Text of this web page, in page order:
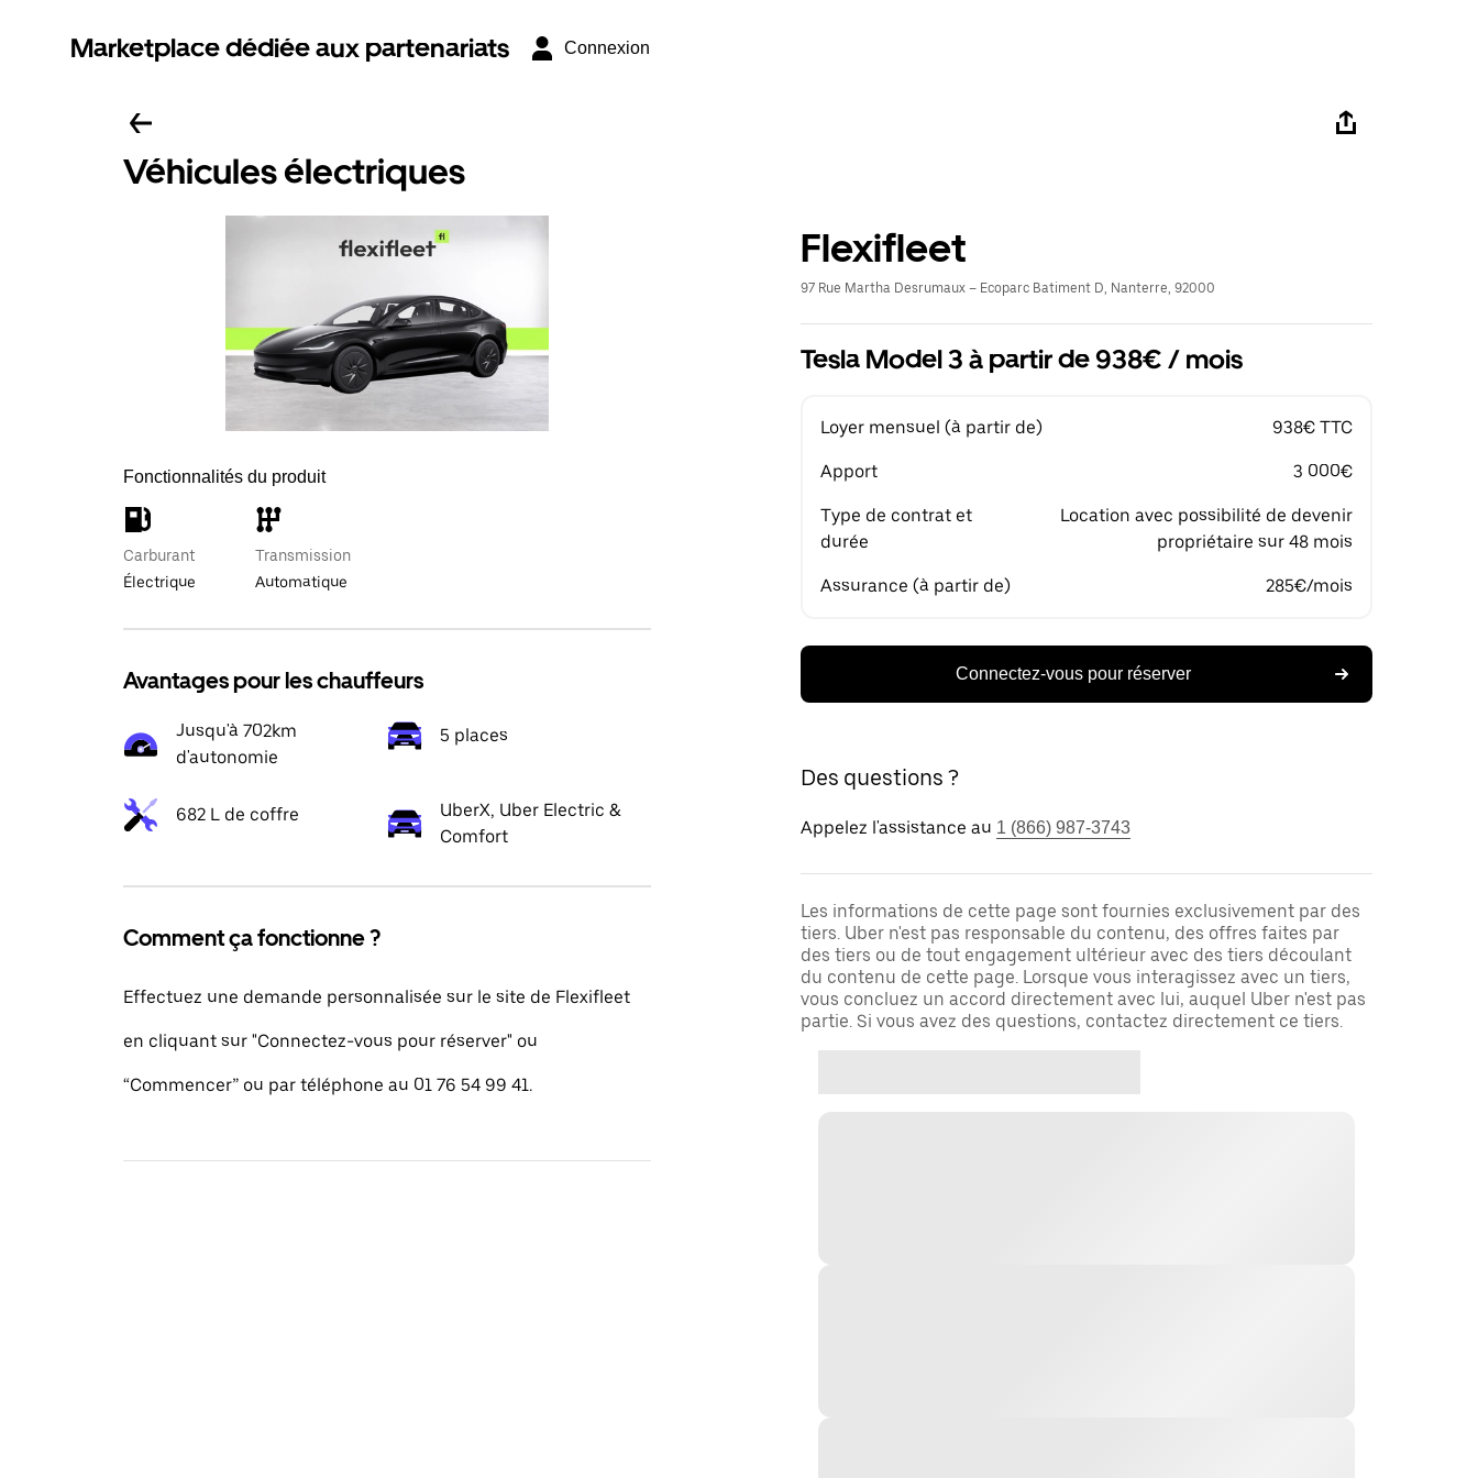
Marketplace dédiée aux partenariats Connexion
Véhicules électriques
Fonctionnalités du produit
Carburant
Électrique
Transmission
Automatique
Avantages pour les chauffeurs
Jusqu'à 702km
d'autonomie
5 places
682 L de coffre
UberX, Uber Electric &
Comfort
Comment ça fonctionne ?
Effectuez une demande personnalisée sur le site de Flexifleet
en cliquant sur "Connectez-vous pour réserver" ou
“Commencer” ou par téléphone au 01 76 54 99 41.
Flexifleet
97 Rue Martha Desrumaux – Ecoparc Batiment D, Nanterre, 92000
Tesla Model 3 à partir de 938€ / mois
Loyer mensuel (à partir de) 938€ TTC
Apport 3 000€
Type de contrat et
durée
Location avec possibilité de devenir
propriétaire sur 48 mois
Assurance (à partir de) 285€/mois
Connectez-vous pour réserver
Des questions ?
Appelez l'assistance au 1 (866) 987-3743
Les informations de cette page sont fournies exclusivement par des
tiers. Uber n'est pas responsable du contenu, des offres faites par
des tiers ou de tout engagement ultérieur avec des tiers découlant
du contenu de cette page. Lorsque vous interagissez avec un tiers,
vous concluez un accord directement avec lui, auquel Uber n'est pas
partie. Si vous avez des questions, contactez directement ce tiers.